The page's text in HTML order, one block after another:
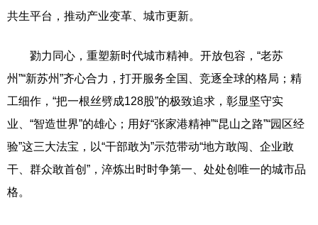
共生平台，推动产业变革、城市更新。
勠力同心，重塑新时代城市精神。开放包容，“老苏
州”“新苏州”齐心合力，打开服务全国、竞逐全球的格局；精
工细作，“把一根丝劈成128股”的极致追求，彰显坚守实
业、“智造世界”的雄心；用好“张家港精神”“昆山之路”“园区经
验”这三大法宝，以“干部敢为”示范带动“地方敢闯、企业敢
干、群众敢首创”，淬炼出时时争第一、处处创唯一的城市品
格。